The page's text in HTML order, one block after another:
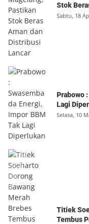
Stok
Sabtu, 18
Prabowo
Lagi
Selasa, 10
Titiek
Tembus